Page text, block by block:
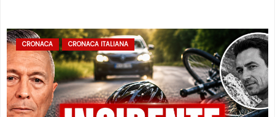
CRONACA CRONACA ITALIANA